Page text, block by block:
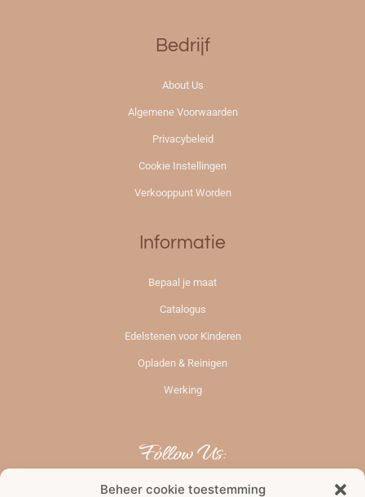
Beheer cookie toestemming
Bedrijf
About Us
Algemene Voorwaarden
Privacybeleid
Cookie Instellingen
Verkooppunt Worden
Informatie
Bepaal je maat
Catalogus
Edelstenen voor Kinderen
Opladen & Reinigen
Werking
Follow Us: